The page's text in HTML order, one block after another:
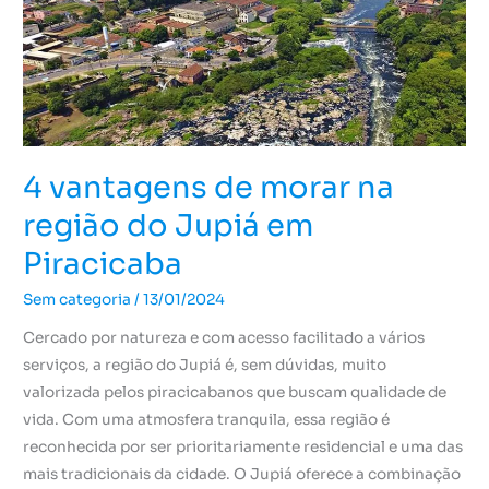
4 vantagens de morar na
região do Jupiá em
Piracicaba
Sem categoria /13/01/2024
Cercado por natureza e com acesso facilitado a vários
serviços, a região do Jupiá é, sem dúvidas, muito
valorizada pelos piracicabanos que buscam qualidade de
vida. Com uma atmosfera tranquila, essa região é
reconhecida por ser prioritariamente residencial e uma das
mais tradicionais da cidade. O Jupiá oferece a combinação
na
região
do
Jupiá
em